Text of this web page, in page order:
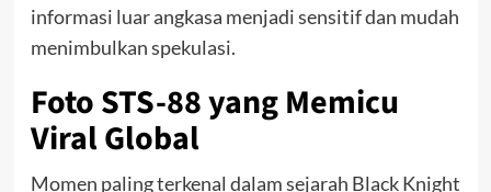
informasi luar angkasa menjadi sensitif dan mudah
menimbulkan spekulasi.
Foto STS-88 yang Memicu
Viral Global
Momen paling terkenal dalam sejarah Black Knight